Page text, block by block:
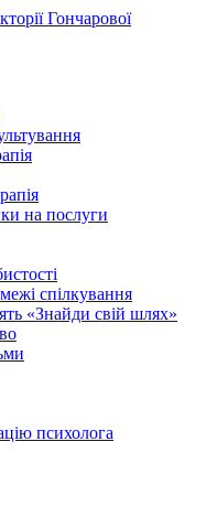
на послуги
спілкування
«Знайди свій шлях»
психолога